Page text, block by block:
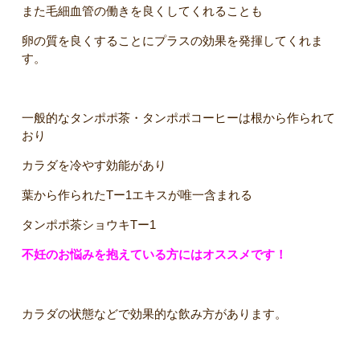
また毛細血管の働きを良くしてくれることも
卵の質を良くすることにプラスの効果を発揮してくれま
す。
一般的なタンポポ茶・タンポポコーヒーは根から作られて
おり
カラダを冷やす効能があり
葉から作られたTー1エキスが唯一含まれる
タンポポ茶ショウキTー1
不妊のお悩みを抱えている方にはオススメです！
カラダの状態などで効果的な飲み方があります。